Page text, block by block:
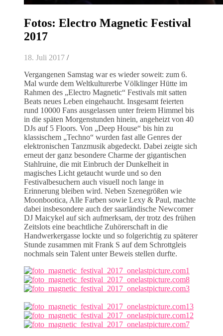
Fotos: Electro Magnetic Festival
2017
18. Juli 2017 /
Vergangenen Samstag war es wieder soweit: zum 6.
Mal wurde dem Weltkulturerbe Völklinger Hütte im
Rahmen des „Electro Magnetic“ Festivals mit satten
Beats neues Leben eingehaucht. Insgesamt feierten
rund 10000 Fans ausgelassen unter freiem Himmel bis
in die späten Morgenstunden hinein, angeheizt von 40
DJs auf 5 Floors. Von „Deep House“ bis hin zu
klassischem „Techno“ wurden fast alle Genres der
elektronischen Tanzmusik abgedeckt. Dabei zeigte sich
erneut der ganz besondere Charme der gigantischen
Stahlruine, die mit Einbruch der Dunkelheit in
magisches Licht getaucht wurde und so den
Festivalbesuchern auch visuell noch lange in
Erinnerung bleiben wird. Neben Szenegrößen wie
Moonbootica, Alle Farben sowie Lexy & Paul, machte
dabei insbesondere auch der saarländische Newcomer
DJ Maicykel auf sich aufmerksam, der trotz des frühen
Zeitslots eine beachtliche Zuhörerschaft in die
Handwerkergasse lockte und so folgerichtig zu späterer
Stunde zusammen mit Frank S auf dem Schrottgleis
nochmals sein Talent unter Beweis stellen durfte.